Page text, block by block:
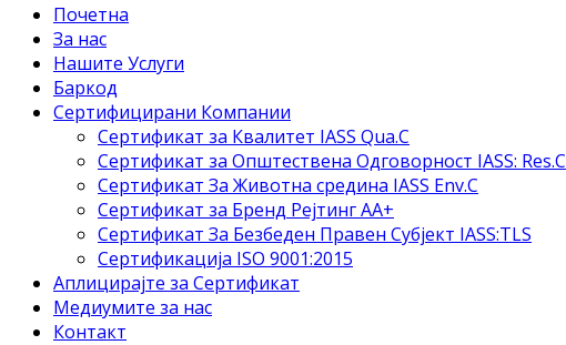
Почетна
За нас
Нашите Услуги
Баркод
Сертифицирани Компании
Сертификат за Квалитет IASS Qua.C
Сертификат за Општествена Одговорност IASS: Res.C
Сертификат За Животна средина IASS Env.C
Сертификат за Бренд Рејтинг АА+
Сертификат За Безбеден Правен Субјект IASS:TLS
Сертификација ISO 9001:2015
Аплицирајте за Сертификат
Медиумите за нас
Контакт